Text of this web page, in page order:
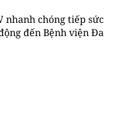
nhanh chóng tiếp sức
đến Bệnh viện Đa